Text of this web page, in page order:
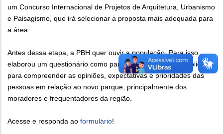
um Concurso Internacional de Projetos de Arquitetura, Urbanismo
e Paisagismo, que irá selecionar a proposta mais adequada para
a área.
Antes dessa etapa, a PBH quer ouvir a população. Para isso,
elaborou um questionário como parte de uma consulta pública
para compreender as opiniões, expectativas e prioridades das
pessoas em relação ao novo parque, principalmente dos
moradores e frequentadores da região.
Acesse e responda ao formulário!